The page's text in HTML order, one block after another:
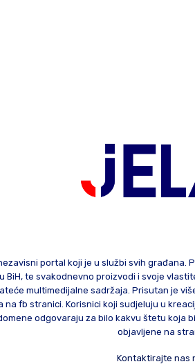
portal koji je u službi svih građana.
BiH, te svakodnevno proizvodi i svoje
multimedijalne sadržaja. Prisutan je
na fb stranici. Korisnici koji sudjeluju u
odgovaraju za bilo kakvu štetu koja
objavljene na
Kontaktirajte nas